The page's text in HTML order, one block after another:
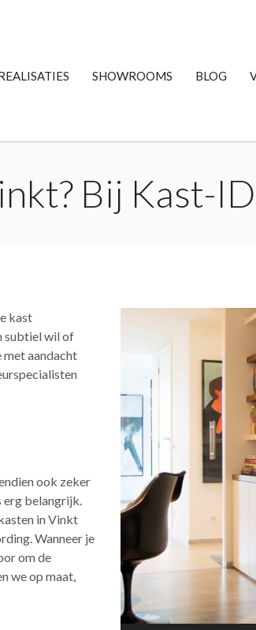
SHOWROOMS BLOG
Bij Kast-
kast
subtiel wil of
met aandacht
ook zeker
erg belangrijk.
in Vinkt
Wanneer je
om de
we op maat,